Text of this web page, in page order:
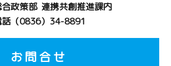
政策部 連携共創推進課内
話（0836）34-8891
お問合せ